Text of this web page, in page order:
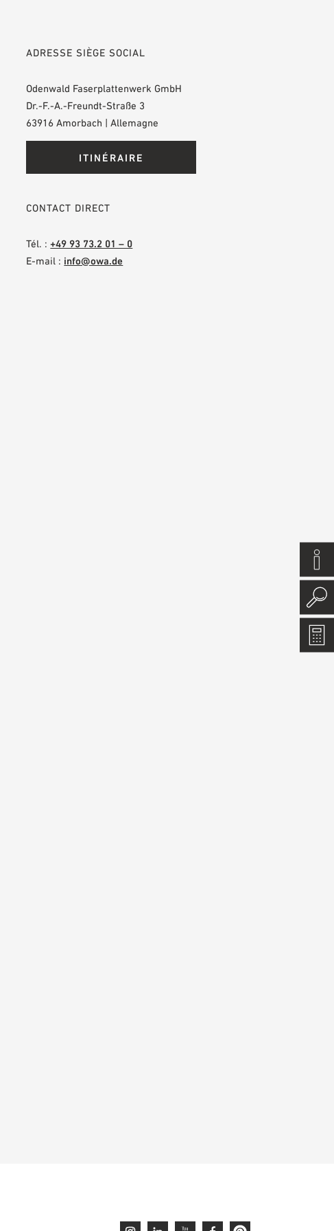
ADRESSE SIÈGE SOCIAL
Odenwald Faserplattenwerk GmbH
Dr.-F.-A.-Freundt-Straße 3
63916 Amorbach | Allemagne
ITINÉRAIRE
CONTACT DIRECT
Tél. :+49 93 73.2 01 – 0
E-mail : info@owa.de